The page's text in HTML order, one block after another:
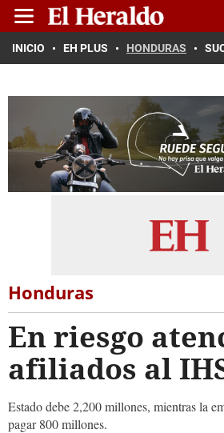
INICIO EH PLUS HONDURAS
Honduras
En riesgo
afiliados al
Estado debe 2,200 millones, mientras la
pagar 800 millones.